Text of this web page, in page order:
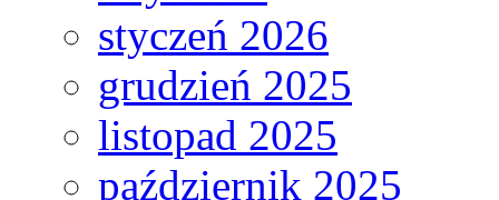
styczeń 2026
grudzień 2025
listopad 2025
październik 2025